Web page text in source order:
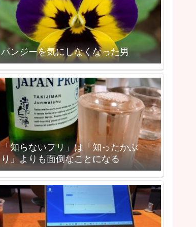
パンジーを気にしなくなった男
「知らないフリ」は「知ったかぶ
り」よりも面倒なことになる